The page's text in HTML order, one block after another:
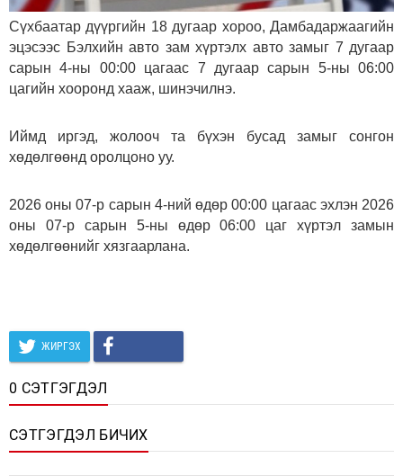
Сүхбаатар дүүргийн 18 дугаар хороо, Дамбадаржаагийн
эцэсээс Бэлхийн авто зам хүртэлх авто замыг 7 дугаар
сарын 4-ны 00:00 цагаас 7 дугаар сарын 5-ны 06:00
цагийн хооронд хааж, шинэчилнэ.
Иймд иргэд, жолооч та бүхэн бусад замыг сонгон
хөдөлгөөнд оролцоно уу.
2026 оны 07-р сарын 4-ний өдөр 00:00 цагаас эхлэн 2026
оны 07-р сарын 5-ны өдөр 06:00 цаг хүртэл замын
хөдөлгөөнийг хязгаарлана.
ЖИРГЭХ
0 СЭТГЭГДЭЛ
СЭТГЭГДЭЛ БИЧИХ